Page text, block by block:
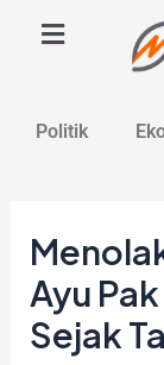
Politik
Ayu
Sejak
navigation